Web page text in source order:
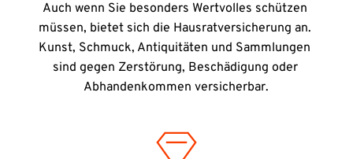
Auch wenn Sie besonders Wertvolles schützen
müssen, bietet sich die Hausratversicherung an.
Kunst, Schmuck, Antiquitäten und Sammlungen
sind gegen Zerstörung, Beschädigung oder
Abhandenkommen versicherbar.